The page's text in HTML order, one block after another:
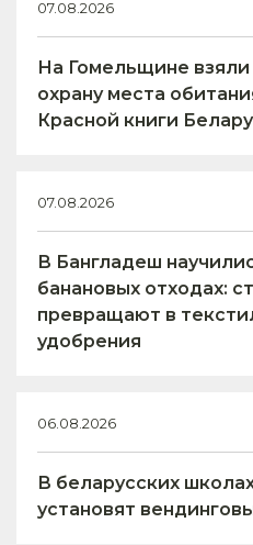
07.08.2026
На Гомельщине
охрану места
Красной книги
07.08.2026
В Бангладеш
банановых отходах:
превращают в
удобрения
06.08.2026
В беларусских
установят